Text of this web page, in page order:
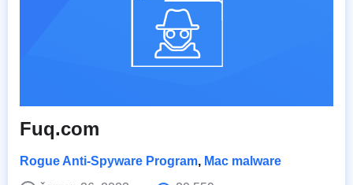
Fuq.com
Rogue Anti-Spyware Program, Mac malware